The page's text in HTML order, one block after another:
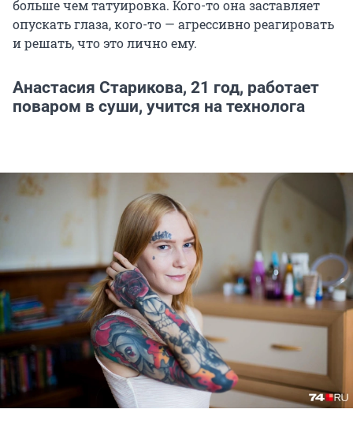
больше чем татуировка. Кого-то она заставляет
опускать глаза, кого-то — агрессивно реагировать
и решать, что это лично ему.
Анастасия Старикова, 21 год, работает
поваром в суши, учится на технолога